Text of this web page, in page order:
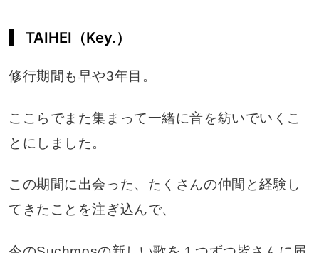
TAIHEI（Key.）
修行期間も早や3年目。
ここらでまた集まって一緒に音を紡いでいくこ
とにしました。
この期間に出会った、たくさんの仲間と経験し
てきたことを注ぎ込んで、